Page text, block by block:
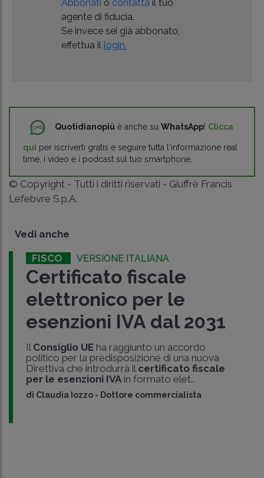
Abbonati o contattail tuo
agente di fiducia.
Se invece sei già abbonato,
effettua il login.
Quotidianopiù è anche su WhatsApp! Clicca
qui per iscriverti gratis e seguire tutta l'informazione real
time, i video e i podcast sul tuo smartphone.
© Copyright - Tutti i diritti riservati - Giuffrè Francis
Lefebvre S.p.A.
Vedi anche
FISCO VERSIONE ITALIANA
Certificato fiscale
elettronico per le
esenzioni IVA dal 2031
Il Consiglio UE ha raggiunto un accordo
politico per la predisposizione di una nuova
Direttiva che introdurrà il certificato fiscale
per le esenzioni IVAin formato elet..
di Claudia Iozzo - Dottore commercialista